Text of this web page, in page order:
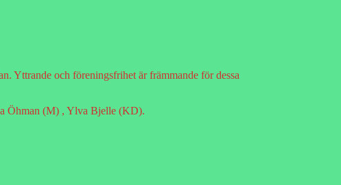
Yttrande och föreningsfrihet är främmande för dessa
Öhman (M) , Ylva Bjelle (KD).